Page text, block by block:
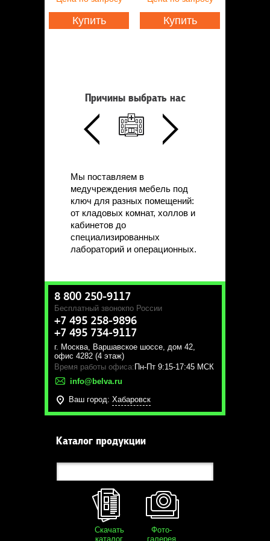
Статьи
Контакты
Купить Купить
Причины выбрать нас
Мы поставляем в
медучреждения мебель под
ключ для разных помещений:
от кладовых комнат, холлов и
кабинетов до
специализированных
лабораторий и операционных.
8 800 250-9117
Бесплатный звонокпо России
+7 495 258-9896
+7 495 734-9117
г. Москва, Варшавское шоссе, дом 42,
офис 4282 (4 этаж)
Время работы офиса: Пн-Пт 9:15-17:45 МСК
info@belva.ru
Ваш город: Хабаровск
Каталог продукции
Скачать
каталог
Фото-
галерея